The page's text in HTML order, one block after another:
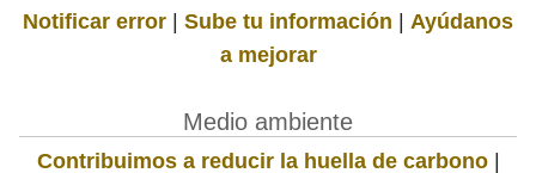
Notificar error | Sube tu información | Ayúdanos
a mejorar
Medio ambiente
Contribuimos a reducir la huella de carbono|